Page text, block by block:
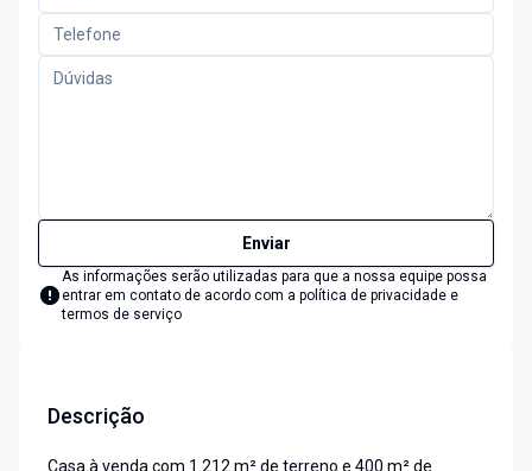
Enviar
As informações serão utilizadas para que a nossa equipe possa
entrar em contato de acordo com a política de privacidade e
termos de serviço
Descrição
Casa à venda com 1.212 m² de terreno e 400 m² de